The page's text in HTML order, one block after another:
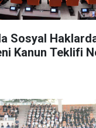
Sosyal
Kanun Teklifi